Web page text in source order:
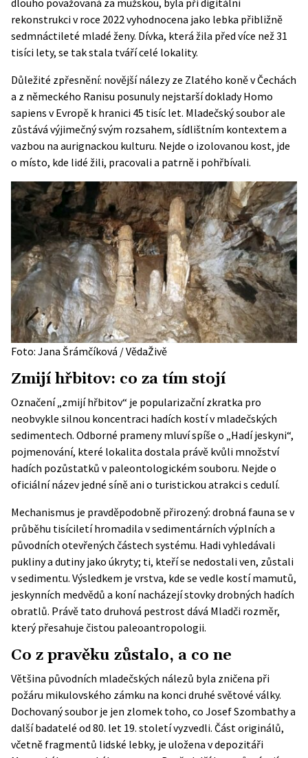
dlouho považovaná za mužskou, byla při digitální
rekonstrukci v roce 2022 vyhodnocena jako lebka přibližně
sedmnáctileté mladé ženy. Dívka, která žila před více než 31
tisíci lety, se tak stala tváří celé lokality.
Důležité zpřesnění: novější nálezy ze Zlatého koně v Čechách
a z německého Ranisu posunuly nejstarší doklady Homo
sapiens v Evropě k hranici 45 tisíc let. Mladečský soubor ale
zůstává výjimečný svým rozsahem, sídlištním kontextem a
vazbou na aurignackou kulturu. Nejde o izolovanou kost, jde
o místo, kde lidé žili, pracovali a patrně i pohřbívali.
Foto: Jana Šrámčíková / VědaŽivě
Zmijí hřbitov: co za tím stojí
Označení „zmijí hřbitov“ je popularizační zkratka pro
neobvykle silnou koncentraci hadích kostí v mladečských
sedimentech. Odborné prameny mluví spíše o „Hadí jeskyni“,
pojmenování, které lokalita dostala právě kvůli množství
hadích pozůstatků v paleontologickém souboru. Nejde o
oficiální název jedné síně ani o turistickou atrakci s cedulí.
Mechanismus je pravděpodobně přirozený: drobná fauna se v
průběhu tisíciletí hromadila v sedimentárních výplních a
původních otevřených částech systému. Hadi vyhledávali
pukliny a dutiny jako úkryty; ti, kteří se nedostali ven, zůstali
v sedimentu. Výsledkem je vrstva, kde se vedle kostí mamutů,
jeskynních medvědů a koní nacházejí stovky drobných hadích
obratlů. Právě tato druhová pestrost dává Mladči rozměr,
který přesahuje čistou paleoantropologii.
Co z pravěku zůstalo, a co ne
Většina původních mladečských nálezů byla zničena při
požáru mikulovského zámku na konci druhé světové války.
Dochovaný soubor je jen zlomek toho, co Josef Szombathy a
další badatelé od 80. let 19. století vyzvedli. Část originálů,
včetně fragmentů lidské lebky, je uložena v depozitáři